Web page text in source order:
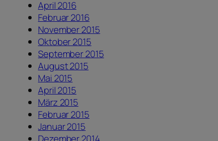
April 2016
Februar 2016
November 2015
Oktober 2015
September 2015
August 2015
Mai 2015
April 2015
März 2015
Februar 2015
Januar 2015
Dezember 2014